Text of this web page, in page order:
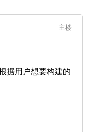
主楼
据用户想要构建的